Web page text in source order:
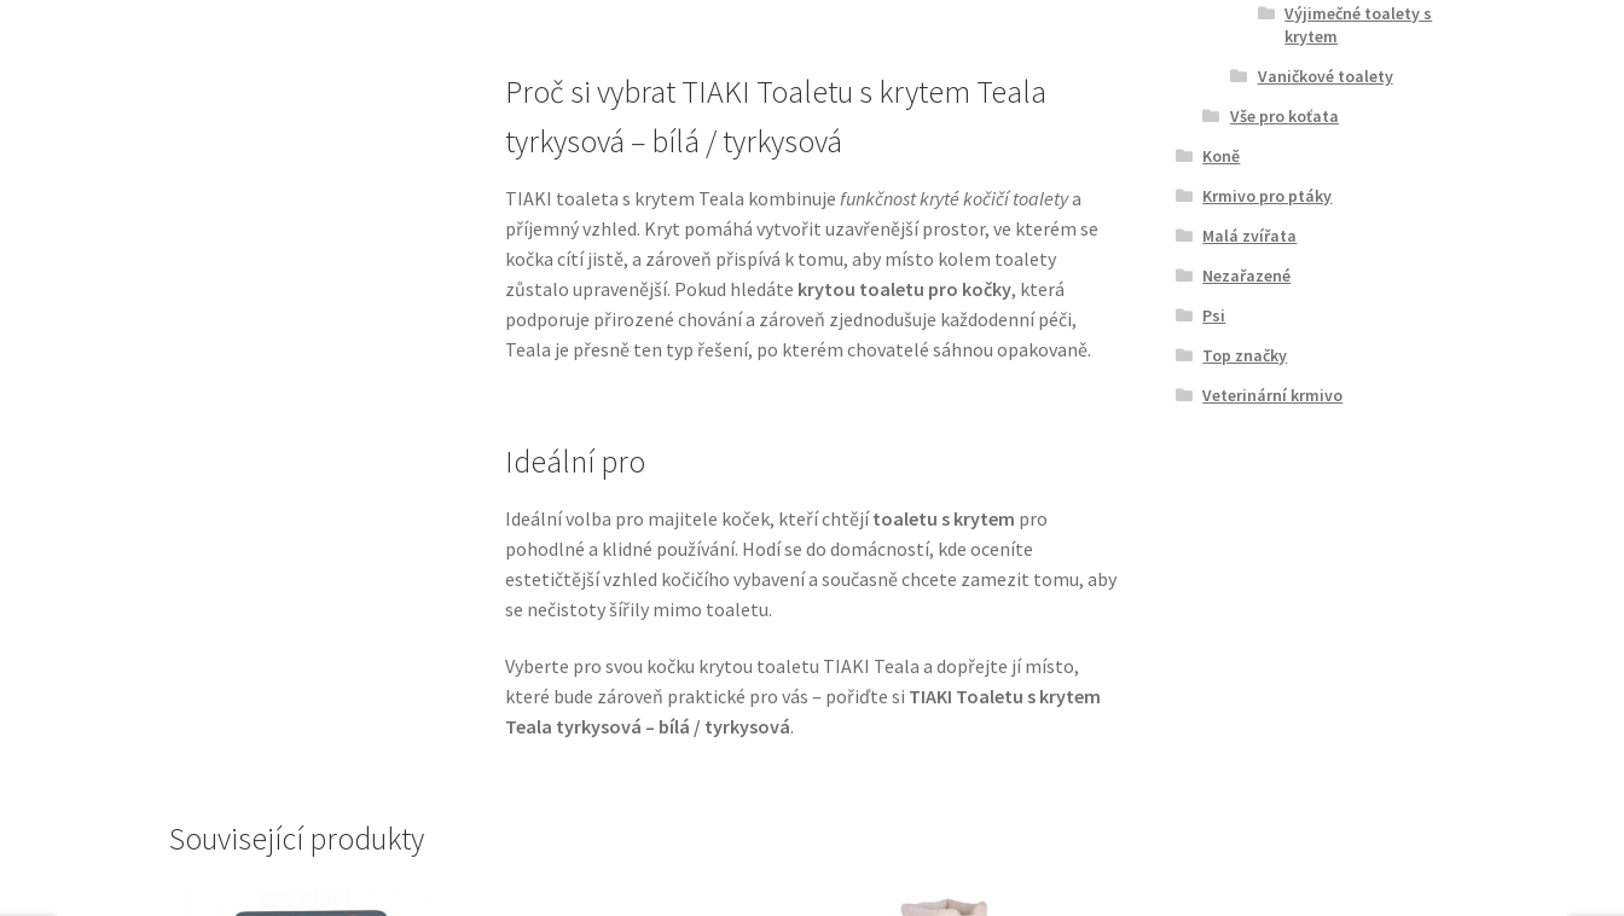
Proč si vybrat TIAKI Toaletu s krytem Teala
tyrkysová – bílá / tyrkysová
TIAKI toaleta s krytem Teala kombinuje funkčnost kryté kočičí toaletya
příjemný vzhled. Kryt pomáhá vytvořit uzavřenější prostor, ve kterém se
kočka cítí jistě, a zároveň přispívá k tomu, aby místo kolem toalety
zůstalo upravenější. Pokud hledáte krytou toaletu pro kočky, která
podporuje přirozené chování a zároveň zjednodušuje každodenní péči,
Teala je přesně ten typ řešení, po kterém chovatelé sáhnou opakovaně.
Ideální pro
Ideální volba pro majitele koček, kteří chtějítoaletu s krytem pro
pohodlné a klidné používání. Hodí se do domácností, kde oceníte
estetičtější vzhled kočičího vybavení a současně chcete zamezit tomu, aby
se nečistoty šířily mimo toaletu.
Vyberte pro svou kočku krytou toaletu TIAKI Teala a dopřejte jí místo,
které bude zároveň praktické pro vás – pořiďte si TIAKI Toaletu s krytem
Teala tyrkysová – bílá / tyrkysová.
Související produkty
Výjimečné toalety s
krytem
Vaničkové toalety
Vše pro koťata
Koně
Krmivo pro ptáky
Malá zvířata
Nezařazené
Psi
Top značky
Veterinární krmivo